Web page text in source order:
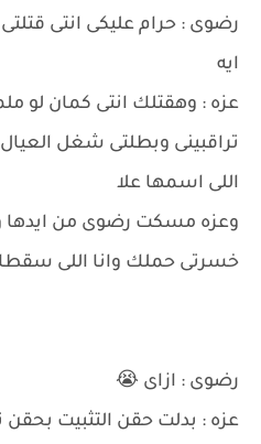
رضوى : حرام عليكى انتى
ايه
عزه : وهقتلك انتى كمان لو
تراقبينى وبطلتى شغل العيال
اللى اسمها علا
وعزه مسكت رضوى من ايدها
خسرتى حملك وانا اللى
رضوى : ازاى 😭
عزه : بدلت حقن التثبيت